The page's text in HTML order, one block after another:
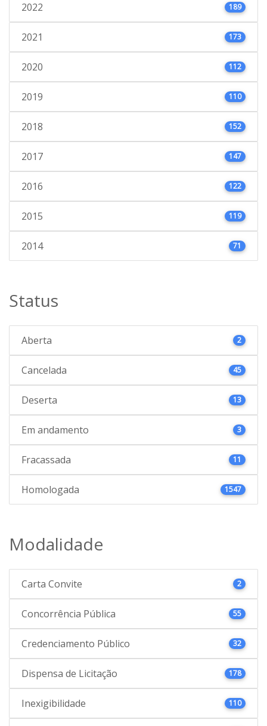
2022 189
2021 173
2020 112
2019 110
2018 152
2017 147
2016 122
2015 119
2014 71
Status
Aberta 2
Cancelada 45
Deserta 13
Em andamento 3
Fracassada 11
Homologada 1547
Modalidade
Carta Convite 2
Concorrência Pública 55
Credenciamento Público 32
Dispensa de Licitação 178
Inexigibilidade 110